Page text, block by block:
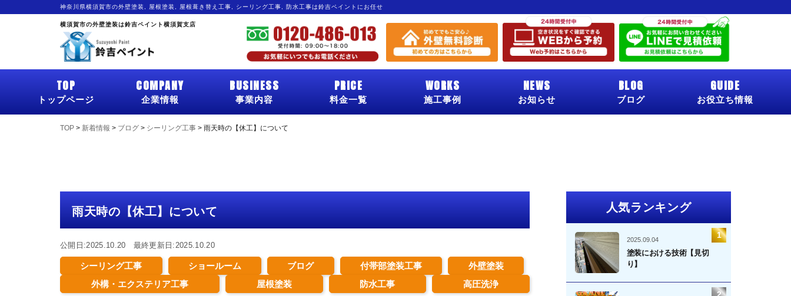
神奈川県横須賀市の外壁塗装, 屋根塗装, 屋根葺き替え工事, シーリング工事, 防水工事は鈴吉ペイントにお任せ
横須賀市の外壁塗装は鈴吉ペイント横須賀支店
TOP
トップページ
COMPANY
企業情報
BUSINESS
事業内容
PRICE
料金一覧
WORKS
施工事例
NEWS
お知らせ
BLOG
ブログ
GUIDE
お役立ち情報
TOP > 新着情報 > ブログ > シーリング工事 > 雨天時の【休工】について
雨天時の【休工】について
公開日:2025.10.20 最終更新日:2025.10.20
シーリング工事 ショールーム ブログ 付帯部塗装工事
外壁塗装
外構・エクステリア工事
屋根塗装 防水工事 高圧洗浄
人気ランキング
2025.09.04
塗装における技術【見切
り】